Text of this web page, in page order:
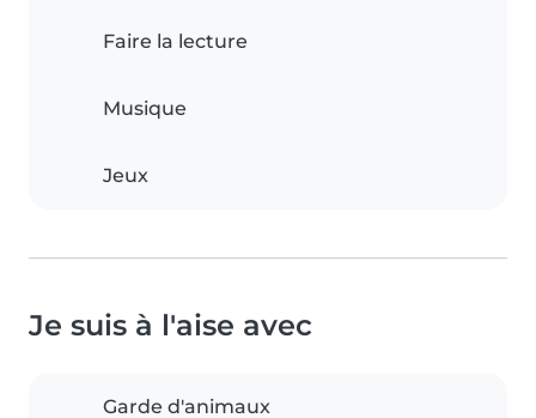
Faire la lecture
Musique
Jeux
Je suis à l'aise avec
Garde d'animaux